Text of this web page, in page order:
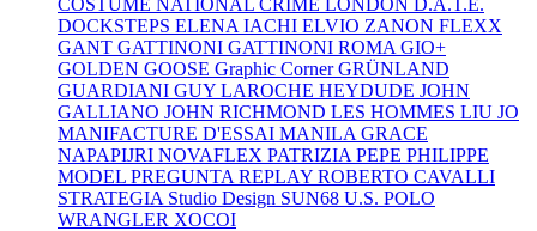
COSTUME NATIONAL CRIME LONDON D.A.T.E.
DOCKSTEPS ELENA IACHI ELVIO ZANON FLEXX
GANT GATTINONI GATTINONI ROMA GIO+
GOLDEN GOOSE Graphic CornerGRÜNLAND
GUARDIANI GUY LAROCHE HEYDUDE JOHN
GALLIANO JOHN RICHMOND LES HOMMES LIU JO
MANIFACTURE D'ESSAI MANILA GRACE
NAPAPIJRI NOVAFLEX PATRIZIA PEPE PHILIPPE
MODEL PREGUNTA REPLAY ROBERTO CAVALLI
STRATEGIA Studio Design SUN68 U.S. POLO
WRANGLER XOCOI